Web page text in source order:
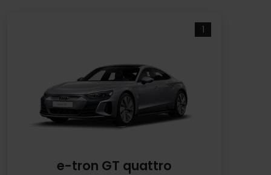
1
e-tron GT quattro